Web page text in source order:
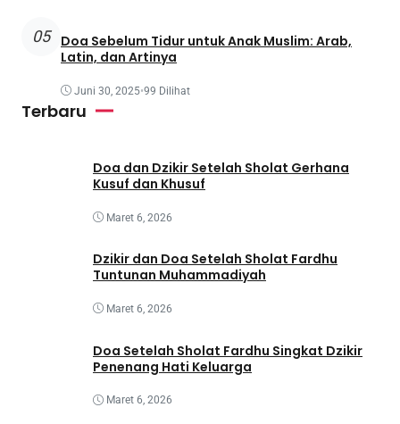
05
Doa Sebelum Tidur untuk Anak Muslim: Arab,
Latin, dan Artinya
Juni 30, 2025•99 Dilihat
Terbaru
Doa dan Dzikir Setelah Sholat Gerhana
Kusuf dan Khusuf
Maret 6, 2026
Dzikir dan Doa Setelah Sholat Fardhu
Tuntunan Muhammadiyah
Maret 6, 2026
Doa Setelah Sholat Fardhu Singkat Dzikir
Penenang Hati Keluarga
Maret 6, 2026